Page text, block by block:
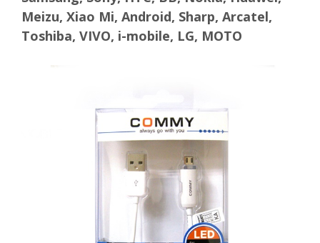
Meizu, Xiao Mi, Android, Sharp, Arcatel,
Toshiba, VIVO, i-mobile, LG, MOTO